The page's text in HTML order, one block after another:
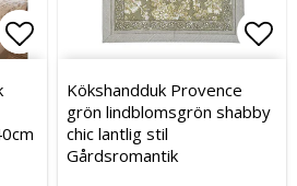
Lägg till i favoritlistan
Lägg till i favoritlistan
Kökshandduk Provence
grön lindblomsgrön shabby
chic lantlig stil
Gårdsromantik